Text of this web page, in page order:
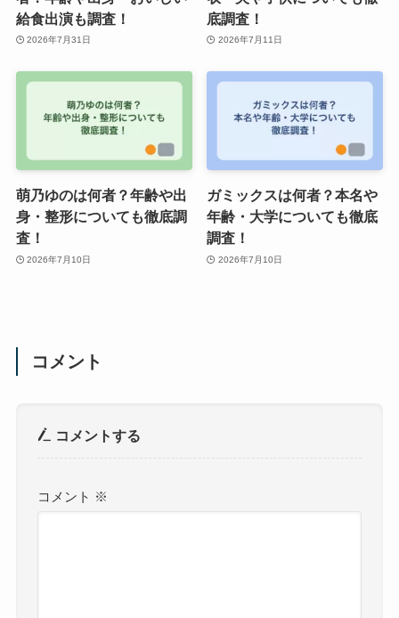
給食出演も調査！
2026年7月31日
底調査！
2026年7月11日
萌乃ゆのは何者？年齢や出
身・整形についても徹底調
査！
2026年7月10日
ガミックスは何者？本名や
年齢・大学についても徹底
調査！
2026年7月10日
コメント
コメントする
コメント ※